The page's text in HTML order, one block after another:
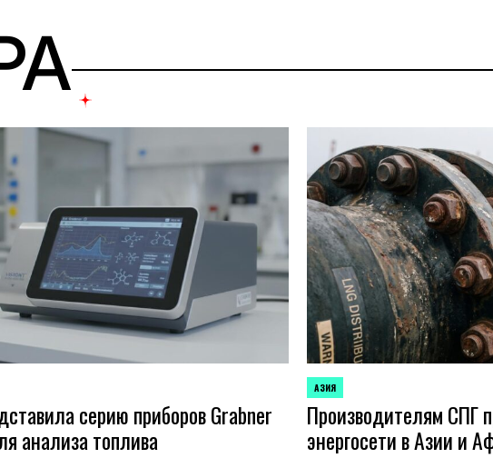
серию приборов Grabner
анализа топлива
ОПУБЛИКОВАНО
В
АЗИЯ
Производителям СПГ
энергосети в Азии и